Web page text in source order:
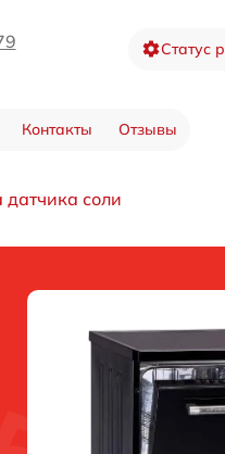
Статус
Контакты Отзывы
соли